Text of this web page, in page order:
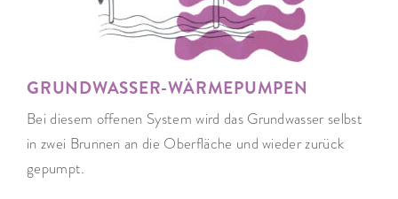
GRUNDWASSER-WÄRMEPUMPEN
Bei diesem offenen System wird das Grundwasser selbst
in zwei Brunnen an die Oberfläche und wieder zurück
gepumpt.